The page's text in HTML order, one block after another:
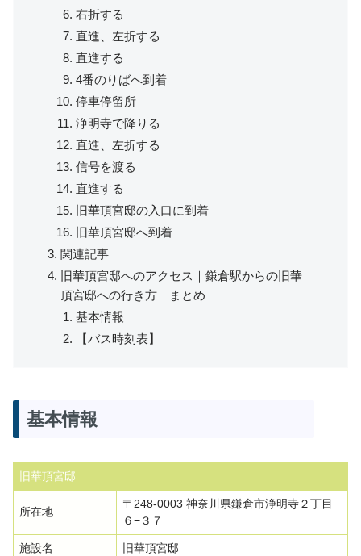
右折する
直進、左折する
直進する
4番のりばへ到着
停車停留所
浄明寺で降りる
直進、左折する
信号を渡る
直進する
旧華頂宮邸の入口に到着
旧華頂宮邸へ到着
関連記事
旧華頂宮邸へのアクセス｜鎌倉駅からの旧華
頂宮邸への行き方 まとめ
基本情報
【バス時刻表】
基本情報
旧華頂宮邸
所在地
〒248-0003 神奈川県鎌倉市浄明寺２丁目
６−３７
施設名 旧華頂宮邸